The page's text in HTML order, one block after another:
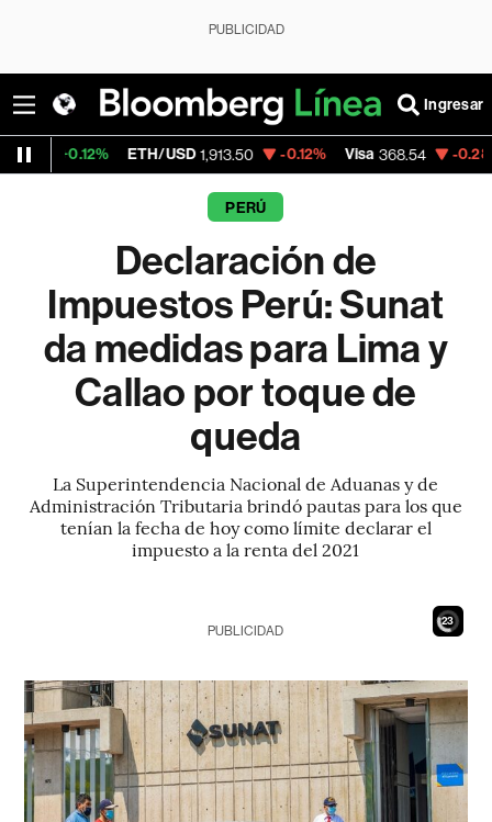
PUBLICIDAD
Ingresar
ETH/USD 1,913.50 -0.12% Visa 368.54 -0.28%
PERÚ
Declaración de
Impuestos Perú: Sunat
da medidas para Lima y
Callao por toque de
queda
La Superintendencia Nacional de Aduanas y de
Administración Tributaria brindó pautas para los que
tenían la fecha de hoy como límite declarar el
impuesto a la renta del 2021
21
PUBLICIDAD